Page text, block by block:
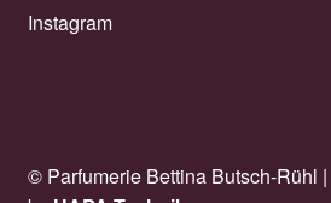
Instagram
© Parfumerie Bettina Butsch-Rühl |